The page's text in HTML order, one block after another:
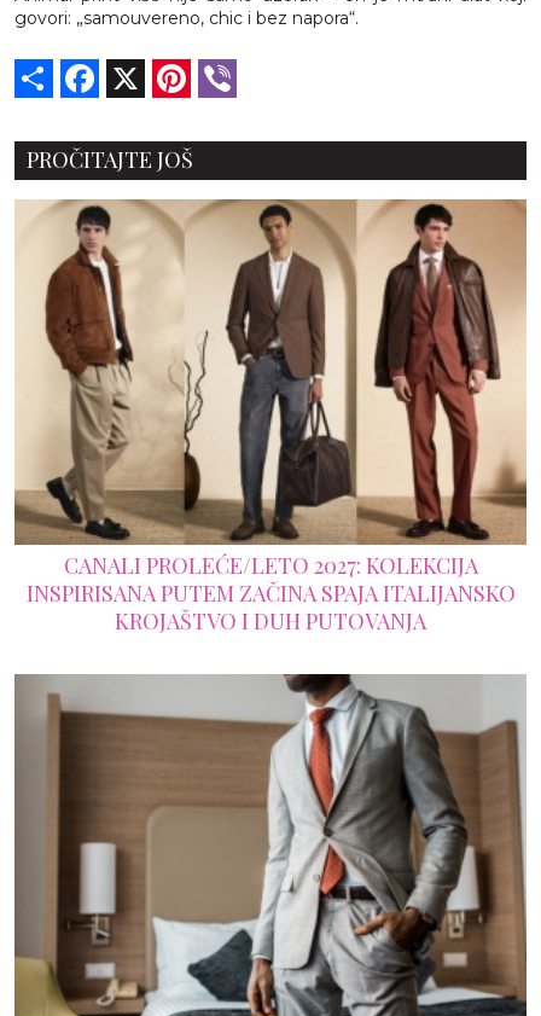
govori: „samouvereno, chic i bez napora“.
Share Facebook Pinterest
PROČITAJTE JOŠ
CANALI PROLEĆE/LETO 2027: KOLEKCIJA
INSPIRISANA PUTEM ZAČINA SPAJA ITALIJANSKO
KROJAŠTVO I DUH PUTOVANJA